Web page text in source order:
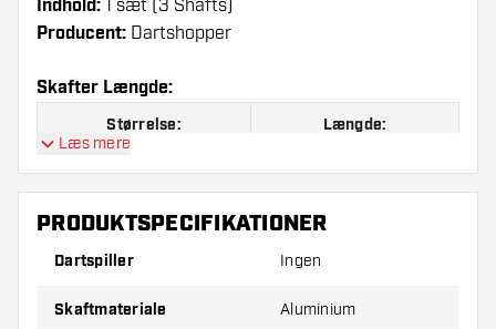
Indhold: 1 sæt (3 Shafts)
Producent: Dartshopper
Skafter Længde:
Størrelse: Længde:
X-Short 29 mm
Short
Inbetween
Medium 47 mm
Læs mere
PRODUKTSPECIFIKATIONER
Dartspiller Ingen
Skaftmateriale Aluminium